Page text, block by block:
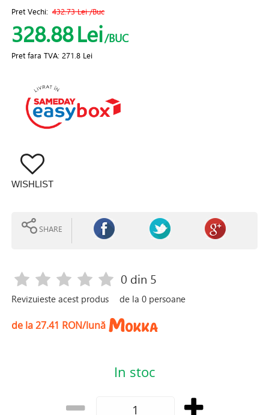
Pret Vechi: 432.73 Lei/Buc
328.88Lei/BUC
Pret fara TVA:271.8 Lei
WISHLIST
SHARE
Revizuieste acest produs
0 din 5
de la0 persoane
de la 27.41 RON/lună
In stoc